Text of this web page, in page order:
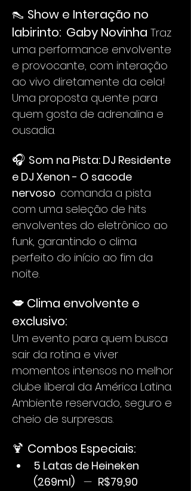
👠 Show e Interação no
labirinto: Gaby Novinha Traz
uma performance envolvente
e provocante, com interação
ao vivo diretamente da cela!
Uma proposta quente para
quem gosta de adrenalina e
ousadia.
🎧 Som na Pista: DJ Residente
e DJ Xenon - O sacode
nervoso comanda a pista
com uma seleção de hits
envolventes do eletrônico ao
funk, garantindo o clima
perfeito do início ao fim da
noite.
💋 Clima envolvente e
exclusivo:
Um evento para quem busca
sair da rotina e viver
momentos intensos no melhor
clube liberal da América Latina.
Ambiente reservado, seguro e
cheio de surpresas.
🍹 Combos Especiais:
5 Latas de Heineken
(269ml) — R$79,90